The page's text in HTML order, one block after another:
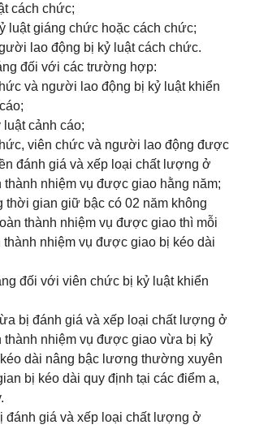
cách chức;
luật giáng chức hoặc cách chức;
lao động bị kỷ luật cách chức.
đối với các trường hợp:
và người lao động bị kỷ luật khiển
cảnh cáo;
viên chức và người lao động được
đánh giá và xếp loại chất lượng ở
thành nhiệm vụ được giao hằng năm;
thời gian giữ bậc có 02 năm không
thành nhiệm vụ được giao thì mỗi
thành nhiệm vụ được giao bị kéo dài
đối với viên chức bị kỷ luật khiển
bị đánh giá và xếp loại chất lượng ở
thành nhiệm vụ được giao vừa bị kỷ
dài nâng bậc lương thường xuyên
bị kéo dài quy định tại các điểm a,
đánh giá và xếp loại chất lượng ở